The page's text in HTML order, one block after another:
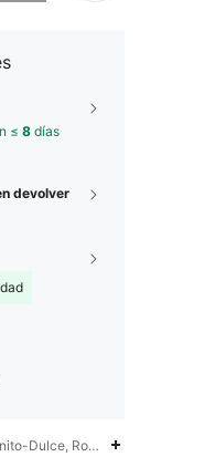
≤ 8 días
devolver
Dulce, Romántico-